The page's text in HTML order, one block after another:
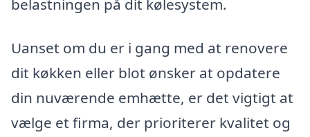
belastningen på dit kølesystem.
Uanset om du er i gang med at renovere
dit køkken eller blot ønsker at opdatere
din nuværende emhætte, er det vigtigt at
vælge et firma, der prioriterer kvalitet og